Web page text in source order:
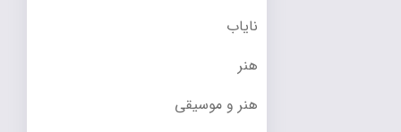
نایاب
هنر
هنر و موسیقی